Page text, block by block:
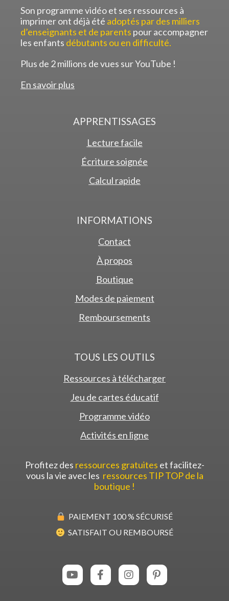
Son programme vidéo et ses ressources à
imprimer ont déjà été adoptés par des milliers
d’enseignants et de parents pour accompagner
les enfants débutants ou en difficulté.
Plus de 2 millions de vues sur YouTube !
En savoir plus
APPRENTISSAGES
Lecture facile
Écriture soignée
Calcul rapide
INFORMATIONS
Contact
À propos
Boutique
Modes de paiement
Remboursements
TOUS LES OUTILS
Ressources à télécharger
Jeu de cartes éducatif
Programme vidéo
Activités en ligne
Profitez des ressources gratuites et facilitez-
vous la vie avec les ressources TIP TOP de la
boutique !
PAIEMENT 100 % SÉCURISÉ
SATISFAIT OU REMBOURSÉ